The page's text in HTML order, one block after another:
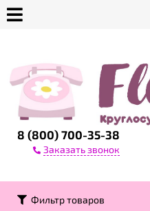
магазине
Доставка
Контакты
8 (800) 700-35-38
Заказать звонок
Фильтр товаров